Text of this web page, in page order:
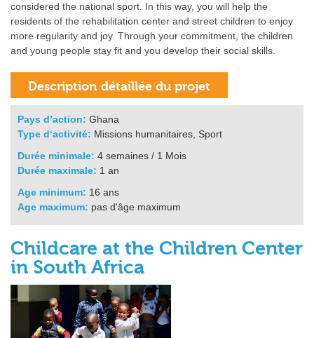
considered the national sport. In this way, you will help the
residents of the rehabilitation center and street children to enjoy
more regularity and joy. Through your commitment, the children
and young people stay fit and you develop their social skills.
Pays d’action: Ghana
Type d‘activité: Missions humanitaires, Sport
Durée minimale: 4 semaines / 1 Mois
Durée maximale: 1 an
Age minimum: 16 ans
Age maximum: pas d'âge maximum
Childcare at the Children Center
in South Africa